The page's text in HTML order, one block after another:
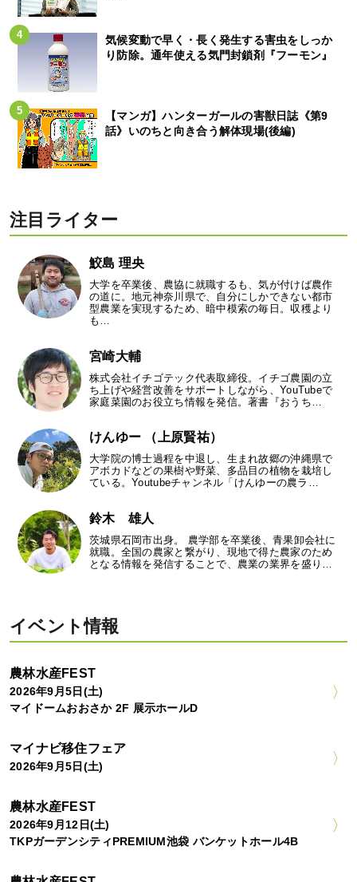
気候変動で早く・長く発生する害虫をしっか
り防除。通年使える気門封鎖剤『フーモン』
【マンガ】ハンターガールの害獣日誌《第9
話》いのちと向き合う解体現場(後編)
注目ライター
鮫島 理央
大学を卒業後、農協に就職するも、気が付けば農作
の道に。地元神奈川県で、自分にしかできない都市
型農業を実現するため、暗中模索の毎日。収穫より
も…
宮崎大輔
株式会社イチゴテック代表取締役。イチゴ農園の立
ち上げや経営改善をサポートしながら、YouTubeで
家庭菜園のお役立ち情報を発信。著書『おうち…
けんゆー （上原賢祐）
大学院の博士過程を中退し、生まれ故郷の沖縄県で
アボカドなどの果樹や野菜、多品目の植物を栽培し
ている。Youtubeチャンネル「けんゆーの農ラ…
鈴木 雄人
茨城県石岡市出身。 農学部を卒業後、青果卸会社に
就職。全国の農家と繋がり、現地で得た農家のため
となる情報を発信することで、農業の業界を盛り…
イベント情報
農林水産FEST
2026年9月5日(土)
マイドームおおさか 2F 展示ホールD
マイナビ移住フェア
2026年9月5日(土)
農林水産FEST
2026年9月12日(土)
TKPガーデンシティPREMIUM池袋 バンケットホール4B